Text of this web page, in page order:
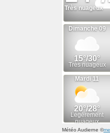
Météo Audierne ©